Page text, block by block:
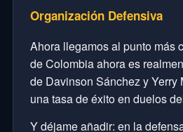
Organización Defensiva
Ahora llegamos al punto más
de Colombia ahora es
de Davinson Sánchez y Yerry
una tasa de éxito en duelos
Y déjame añadir: en la